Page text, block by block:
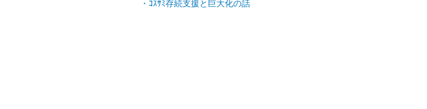
・ｺｽｻﾐ存続支援と巨大化の話